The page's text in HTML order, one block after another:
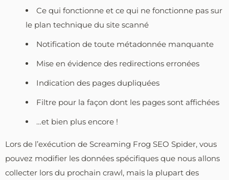
Ce qui fonctionne et ce qui ne fonctionne pas sur
le plan technique du site scanné
Notification de toute métadonnée manquante
Mise en évidence des redirections erronées
Indication des pages dupliquées
Filtre pour la façon dont les pages sont affichées
…et bien plus encore !
Lors de l’exécution de Screaming Frog SEO Spider, vous
pouvez modifier les données spécifiques que nous allons
collecter lors du prochain crawl, mais la plupart des